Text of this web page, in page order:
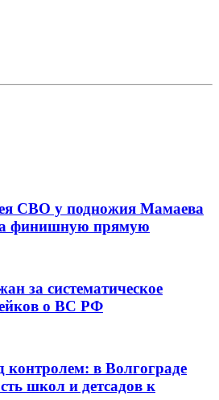
СВО у подножия Мамаева
финишную прямую
за систематическое
о ВС РФ
контролем: в Волгограде
школ и детсадов к